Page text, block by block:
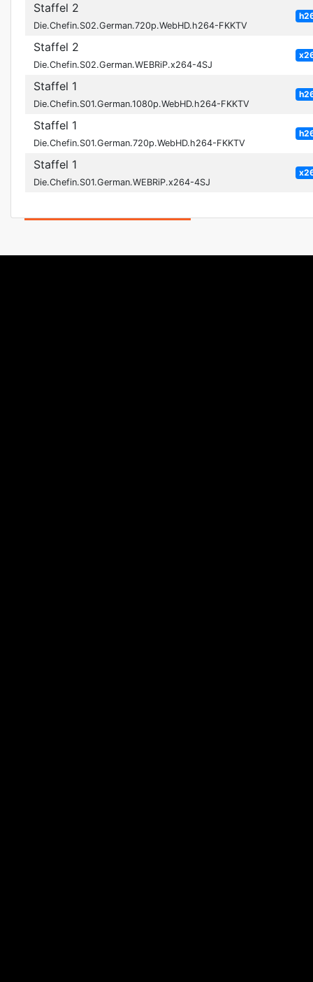
Staffel 2
Die.Chefin.S02.German.720p.WebHD.h264-FKKTV
Staffel 2
Die.Chefin.S02.German.WEBRiP.x264-4SJ
Staffel 1
Die.Chefin.S01.German.1080p.WebHD.h264-FKKTV
Staffel 1
Die.Chefin.S01.German.720p.WebHD.h264-FKKTV
Staffel 1
Die.Chefin.S01.German.WEBRiP.x264-4SJ